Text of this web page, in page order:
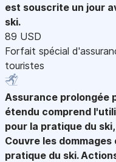
est souscrite un jour
ski.
89 USD
Forfait spécial
touristes
Assurance prolongée
étendu comprend
pour la pratique du
Couvre les
pratique du ski.